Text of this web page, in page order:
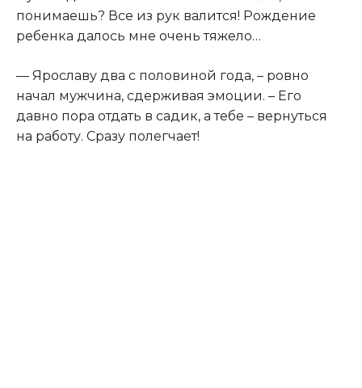
понимаешь? Все из рук валится! Рождение
ребенка далось мне очень тяжело…
— Ярославу два с половиной года, – ровно
начал мужчина, сдерживая эмоции. – Его
давно пора отдать в садик, а тебе – вернуться
на работу. Сразу полегчает!